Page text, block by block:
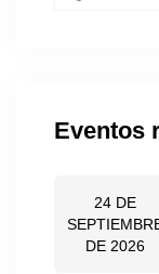
Eventos
24 DE
DE 2026